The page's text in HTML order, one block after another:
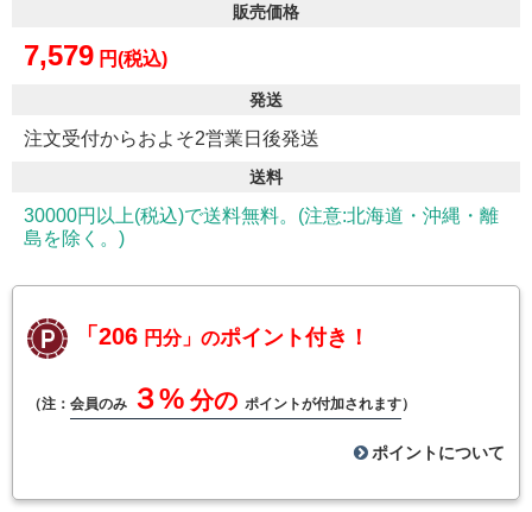
販売価格
7,579 円(税込)
発送
注文受付からおよそ2営業日後発送
送料
30000円以上(税込)で送料無料。(注意:北海道・沖縄・離
島を除く。)
「206 円分」のポイント付き！
（注： 会員のみ ３% 分の ポイントが付加されます）
ポイントについて